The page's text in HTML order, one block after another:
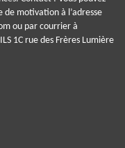
motivation à l’adresse
ou par courrier à
1C rue des Frères Lumière